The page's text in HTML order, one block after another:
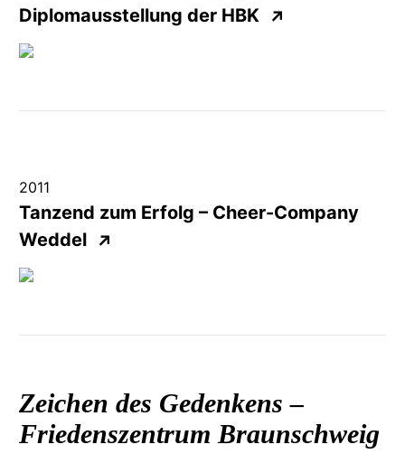
Diplomausstellung der HBK ↗
Tanzend zum Erfolg – Cheer-Company
Weddel ↗
2011
Zeichen des Gedenkens –
Friedenszentrum Braunschweig